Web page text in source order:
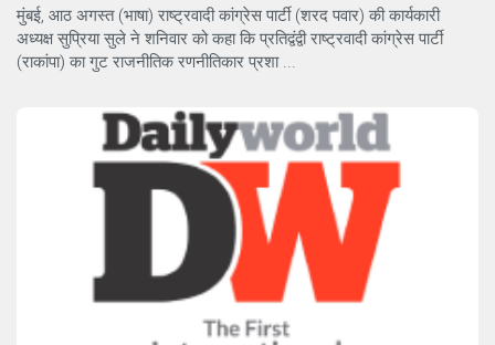
मुंबई, आठ अगस्त (भाषा) राष्ट्रवादी कांग्रेस पार्टी (शरद पवार) की कार्यकारी
अध्यक्ष सुप्रिया सुले ने शनिवार को कहा कि प्रतिद्वंद्वी राष्ट्रवादी कांग्रेस पार्टी
(राकांपा) का गुट राजनीतिक रणनीतिकार प्रशा ...